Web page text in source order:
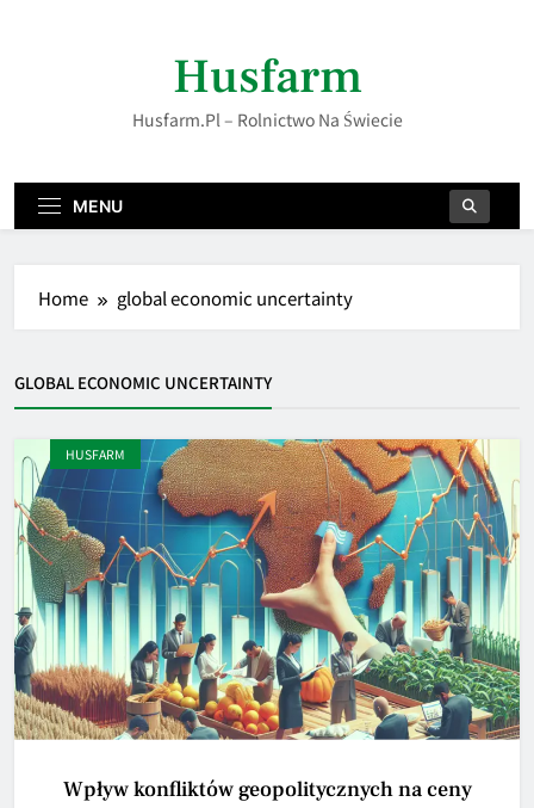
Husfarm
Husfarm.pl – Rolnictwo Na Świecie
MENU
Home global economic uncertainty
GLOBAL ECONOMIC UNCERTAINTY
HUSFARM
Wpływ konfliktów geopolitycznych na ceny